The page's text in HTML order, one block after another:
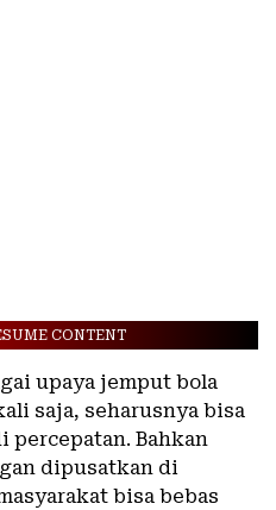
CONTENT
upaya jemput bola
saja, seharusnya bisa
percepatan. Bahkan
dipusatkan di
bisa bebas